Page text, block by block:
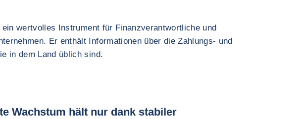
wertvolles Instrument für Finanzverantwortliche und
Er enthält Informationen über die Zahlungs- und
in dem Land üblich sind.
Wachstum hält nur dank stabiler